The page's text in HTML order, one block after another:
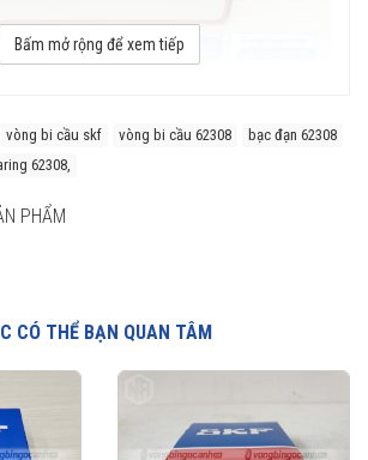
vòng bi khác trên thị trường, điều này đã
hàng khắp nơi trên toàn thế giới kiểm
62308
công năng sử dụng cũng như giảm thiểu chi
sử dụng của thiết bị.
Bấm mở rộng để xem tiếp
vòng bi cầu skf vòng bi cầu 62308
bạc đạn 62308
62308,
PHẨM
CÓ THỂ BẠN QUAN TÂM